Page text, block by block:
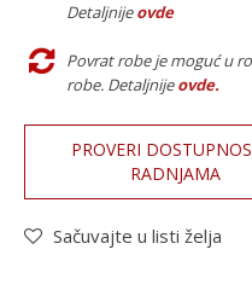
Detaljnijeovde
Povrat robe je moguć u
robe. Detaljnije ovde.
PROVERI
RADNJAMA
Sačuvajte u listi želja